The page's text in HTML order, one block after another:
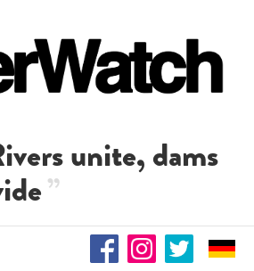
unite, dams